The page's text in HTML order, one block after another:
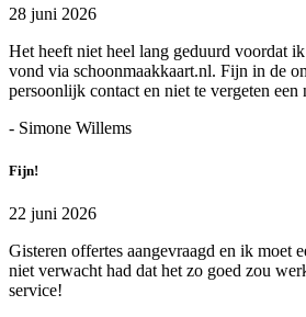
28 juni 2026
Het heeft niet heel lang geduurd voordat
vond via schoonmaakkaart.nl. Fijn in de
persoonlijk contact en niet te vergeten een
- Simone Willems
Fijn!
22 juni 2026
Gisteren offertes aangevraagd en ik moet
niet verwacht had dat het zo goed zou
service!